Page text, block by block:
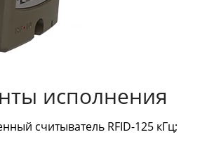
исполнения
считыватель RFID-125 кГц;